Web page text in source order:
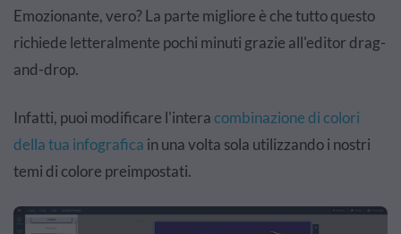
Emozionante, vero? La parte migliore è che tutto questo
richiede letteralmente pochi minuti grazie all'editor drag-
and-drop.
Infatti, puoi modificare l'interacombinazione di colori
della tua infografica in una volta sola utilizzando i nostri
temi di colore preimpostati.